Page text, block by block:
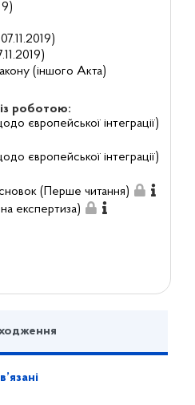
(іншого Акта)
роботою:
європейської інтеграції)
європейської інтеграції)
(Перше читання)
експертиза)